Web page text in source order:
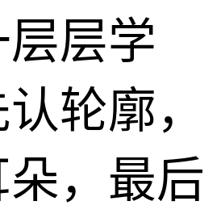
层学
轮廓，
，最后